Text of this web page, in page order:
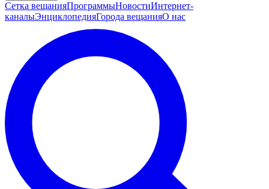
Сетка вещанияПрограммыНовостиИнтернет-
каналыЭнциклопедияГорода вещанияО нас